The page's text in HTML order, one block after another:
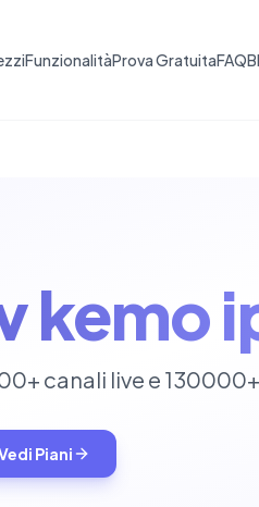
FunzionalitàProva GratuitaFAQ
kemo
canali live e
Piani